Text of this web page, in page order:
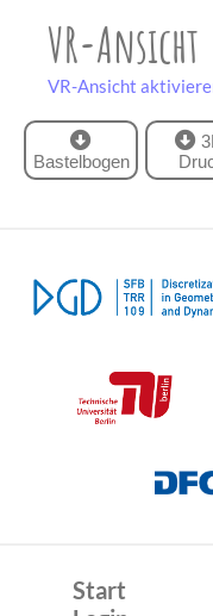
VR-Ansicht
VR-Ansicht
Bastelbogen
Start